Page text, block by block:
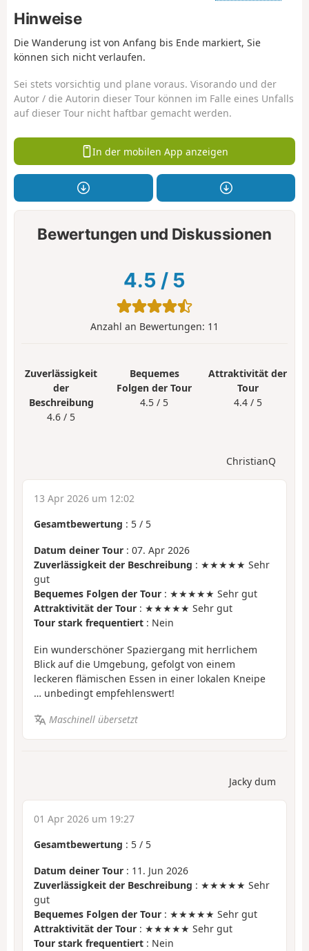
Hinweise
Die Wanderung ist von Anfang bis Ende markiert, Sie
können sich nicht verlaufen.
Sei stets vorsichtig und plane voraus. Visorando und der
Autor / die Autorin dieser Tour können im Falle eines Unfalls
auf dieser Tour nicht haftbar gemacht werden.
In der mobilen App anzeigen
Bewertungen und Diskussionen
4.5 / 5
Anzahl an Bewertungen: 11
Zuverlässigkeit
der
Beschreibung
4.6 / 5
Bequemes
Folgen der Tour
4.5 / 5
Attraktivität der
Tour
4.4 / 5
ChristianQ
13 Apr 2026 um 12:02
Gesamtbewertung : 5 / 5
Datum deiner Tour : 07. Apr 2026
Zuverlässigkeit der Beschreibung : ★★★★★ Sehr
gut
Bequemes Folgen der Tour : ★★★★★ Sehr gut
Attraktivität der Tour : ★★★★★ Sehr gut
Tour stark frequentiert : Nein
Ein wunderschöner Spaziergang mit herrlichem
Blick auf die Umgebung, gefolgt von einem
leckeren flämischen Essen in einer lokalen Kneipe
… unbedingt empfehlenswert!
Maschinell übersetzt
Jacky dum
01 Apr 2026 um 19:27
Gesamtbewertung : 5 / 5
Datum deiner Tour : 11. Jun 2026
Zuverlässigkeit der Beschreibung : ★★★★★ Sehr
gut
Bequemes Folgen der Tour : ★★★★★ Sehr gut
Attraktivität der Tour : ★★★★★ Sehr gut
Tour stark frequentiert : Nein